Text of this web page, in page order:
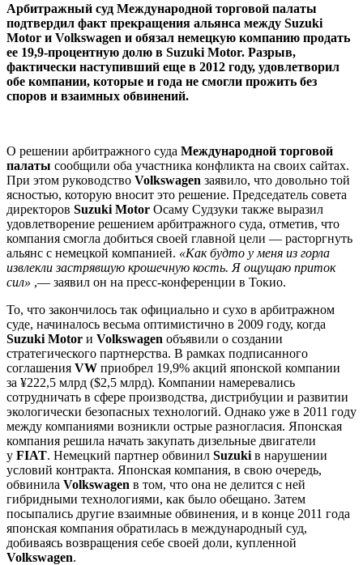
Арбитражный суд Международной торговой палаты
подтвердил факт прекращения альянса между Suzuki
Motor и Volkswagen и обязал немецкую компанию продать
ее 19,9-процентную долю в Suzuki Motor. Разрыв,
фактически наступивший еще в 2012 году, удовлетворил
обе компании, которые и года не смогли прожить без
споров и взаимных обвинений.
О решении арбитражного суда Международной торговой
палаты сообщили оба участника конфликта на своих сайтах.
При этом руководство Volkswagen заявило, что довольно той
ясностью, которую вносит это решение. Председатель совета
директоров Suzuki Motor Осаму Судзуки также выразил
удовлетворение решением арбитражного суда, отметив, что
компания смогла добиться своей главной цели — расторгнуть
альянс с немецкой компанией. «Как будто у меня из горла
извлекли застрявшую крошечную кость. Я ощущаю приток
сил» ,— заявил он на пресс-конференции в Токио.
То, что закончилось так официально и сухо в арбитражном
суде, начиналось весьма оптимистично в 2009 году, когда
Suzuki Motor и Volkswagen объявили о создании
стратегического партнерства. В рамках подписанного
соглашения VW приобрел 19,9% акций японской компании
за ¥222,5 млрд ($2,5 млрд). Компании намеревались
сотрудничать в сфере производства, дистрибуции и развитии
экологически безопасных технологий. Однако уже в 2011 году
между компаниями возникли острые разногласия. Японская
компания решила начать закупать дизельные двигатели
у FIAT. Немецкий партнер обвинил Suzuki в нарушении
условий контракта. Японская компания, в свою очередь,
обвинила Volkswagen в том, что она не делится с ней
гибридными технологиями, как было обещано. Затем
посыпались другие взаимные обвинения, и в конце 2011 года
японская компания обратилась в международный суд,
добиваясь возвращения себе своей доли, купленной
Volkswagen.